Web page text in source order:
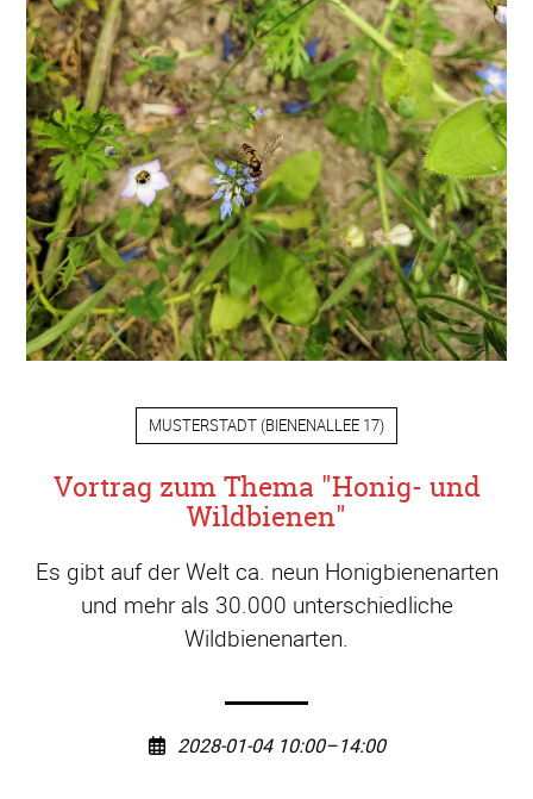
MUSTERSTADT (BIENENALLEE 17)
Vortrag zum Thema "Honig- und
Wildbienen"
Es gibt auf der Welt ca. neun Honigbienenarten
und mehr als 30.000 unterschiedliche
Wildbienenarten.
2028-01-04 10:00–14:00